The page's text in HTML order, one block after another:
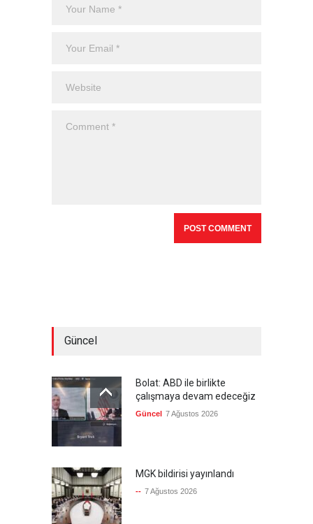
Güncel
Bolat: ABD ile birlikte
çalışmaya devam edeceğiz
Güncel 7 Ağustos 2026
MGK bildirisi yayınlandı
-- 7 Ağustos 2026